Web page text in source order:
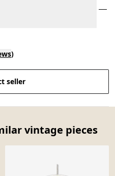
)
seller
vintage pieces